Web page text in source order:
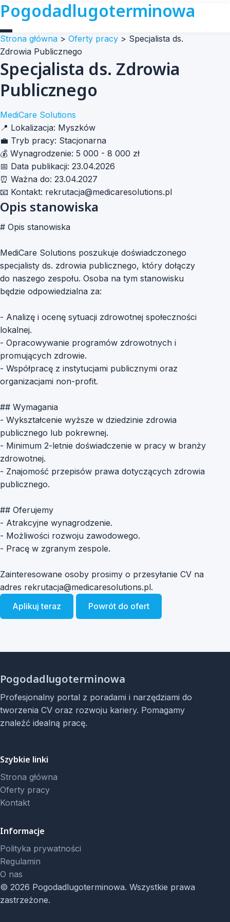
Pogodadlugoterminowa
Strona główna > Oferty pracy > Specjalista ds.
Zdrowia Publicznego
Specjalista ds. Zdrowia
Publicznego
MediCare Solutions
📍 Lokalizacja: Myszków
💼 Tryb pracy: Stacjonarna
💰 Wynagrodzenie: 5 000 - 8 000 zł
📅 Data publikacji: 23.04.2026
⏰ Ważna do: 23.04.2027
📧 Kontakt: rekrutacja@medicaresolutions.pl
Opis stanowiska
# Opis stanowiska
MediCare Solutions poszukuje doświadczonego
specjalisty ds. zdrowia publicznego, który dołączy
do naszego zespołu. Osoba na tym stanowisku
będzie odpowiedzialna za:
- Analizę i ocenę sytuacji zdrowotnej społeczności
lokalnej.
- Opracowywanie programów zdrowotnych i
promujących zdrowie.
- Współpracę z instytucjami publicznymi oraz
organizacjami non-profit.
## Wymagania
- Wykształcenie wyższe w dziedzinie zdrowia
publicznego lub pokrewnej.
- Minimum 2-letnie doświadczenie w pracy w branży
zdrowotnej.
- Znajomość przepisów prawa dotyczących zdrowia
publicznego.
## Oferujemy
- Atrakcyjne wynagrodzenie.
- Możliwości rozwoju zawodowego.
- Pracę w zgranym zespole.
Zainteresowane osoby prosimy o przesyłanie CV na
adres rekrutacja@medicaresolutions.pl.
Aplikuj teraz
Powrót do ofert
Pogodadlugoterminowa
Profesjonalny portal z poradami i narzędziami do
tworzenia CV oraz rozwoju kariery. Pomagamy
znaleźć idealną pracę.
Szybkie linki
Strona główna
Oferty pracy
Kontakt
Informacje
Polityka prywatności
Regulamin
O nas
© 2026 Pogodadlugoterminowa. Wszystkie prawa
zastrzeżone.